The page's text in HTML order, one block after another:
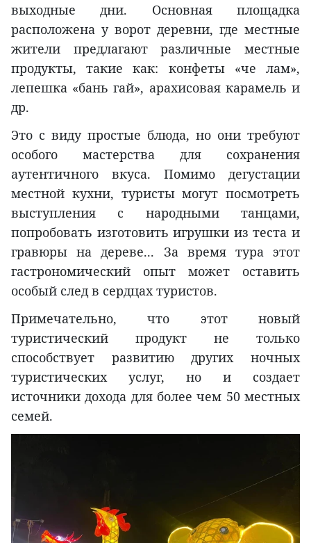
выходные дни. Основная площадка
расположена у ворот деревни, где местные
жители предлагают различные местные
продукты, такие как: конфеты «че лам»,
лепешка «бань гай», арахисовая карамель и
др.
Это с виду простые блюда, но они требуют
особого мастерства для сохранения
аутентичного вкуса. Помимо дегустации
местной кухни, туристы могут посмотреть
выступления с народными танцами,
попробовать изготовить игрушки из теста и
гравюры на дереве... За время тура этот
гастрономический опыт может оставить
особый след в сердцах туристов.
Примечательно, что этот новый
туристический продукт не только
способствует развитию других ночных
туристических услуг, но и создает
источники дохода для более чем 50 местных
семей.